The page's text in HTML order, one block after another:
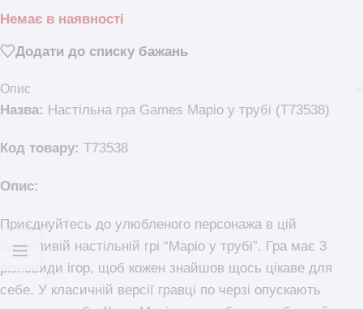
Немає в наявності
Додати до списку бажань
Опис
Назва: Настільна гра Games Маріо у трубі (T73538)
Код товару: T73538
Опис:
Приєднуйтесь до улюбленого персонажа в цій
захопливій настільній грі “Маріо у трубі”. Гра має 3
різновиди ігор, щоб кожен знайшов щось цікаве для
себе. У класичній версії гравці по черзі опускають